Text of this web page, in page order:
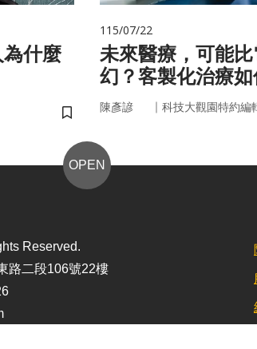
什麼
儲存書籤
115/07/22
未來醫療，可能
幻？客製化治療
實世界
陳彥諺 ｜ 科技大觀園特約編
OPEN
Reserved.
路二段106號22樓